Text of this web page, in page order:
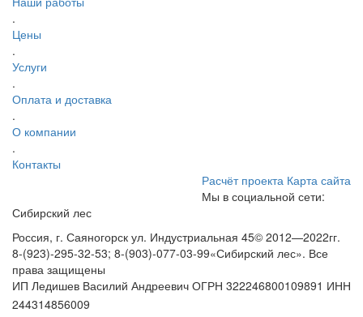
.
Цены
.
Услуги
.
Оплата и доставка
.
О компании
.
Контакты
Расчёт проекта Карта сайта
Мы в социальной сети:
Сибирский лес
Россия, г. Саяногорск ул. Индустриальная 45
8-(923)-295-32-53; 8-(903)-077-03-99
© 2012—2022гг.
«Сибирский лес». Все
права защищены
ИП Ледишев Василий Андреевич ОГРН 322246800109891 ИНН
244314856009